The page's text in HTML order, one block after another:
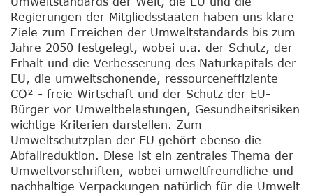
Regierungen der Mitgliedsstaaten haben uns klare
Ziele zum Erreichen der Umweltstandards bis zum
Jahre 2050 festgelegt, wobei u.a. der Schutz, der
Erhalt und die Verbesserung des Naturkapitals der
EU, die umweltschonende, ressourceneffiziente
CO² - freie Wirtschaft und der Schutz der EU-
Bürger vor Umweltbelastungen, Gesundheitsrisiken
wichtige Kriterien darstellen. Zum
Umweltschutzplan der EU gehört ebenso die
Abfallreduktion. Diese ist ein zentrales Thema der
Umweltvorschriften, wobei umweltfreundliche und
nachhaltige Verpackungen natürlich für die Umwelt